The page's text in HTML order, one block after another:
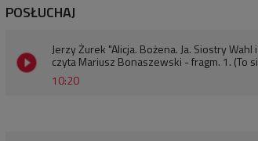
POSŁUCHAJ
10:20
Jerzy Żurek "Alicja. Bożena. Ja. Siostry Wahl
czyta Mariusz Bonaszewski - fragm. 1. (To